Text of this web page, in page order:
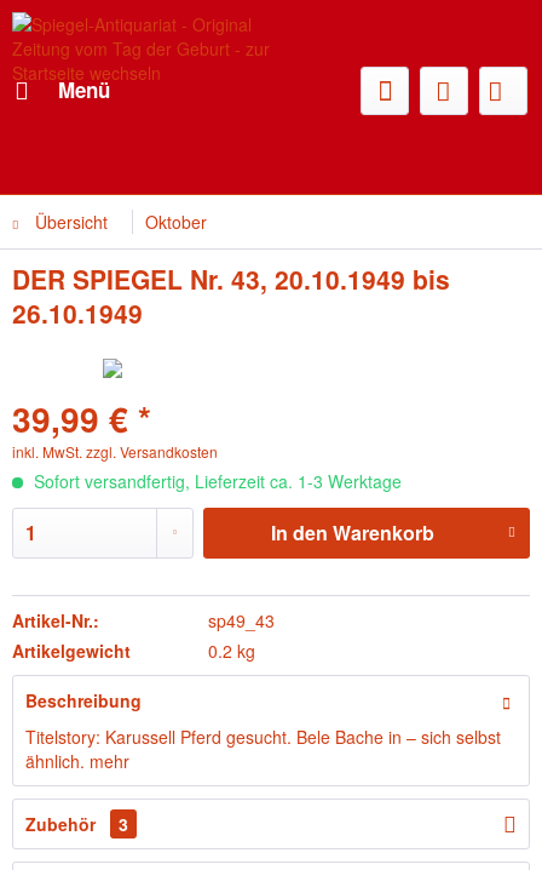
Menü
Übersicht Oktober
DER SPIEGEL Nr. 43, 20.10.1949 bis
26.10.1949
39,99 € *
inkl. MwSt. zzgl. Versandkosten
Sofort versandfertig, Lieferzeit ca. 1-3 Werktage
In den Warenkorb
Artikel-Nr.:
sp49_43
Artikelgewicht
0.2 kg
Beschreibung
Titelstory: Karussell Pferd gesucht. Bele Bache in – sich selbst
ähnlich. mehr
Zubehör 3